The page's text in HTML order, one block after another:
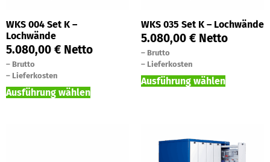
WKS 004 Set K –
Lochwände
5.080,00 € Netto
– Brutto
– Lieferkosten
Ausführung wählen
WKS 035 Set K – Lochwände
5.080,00 € Netto
– Brutto
– Lieferkosten
Ausführung wählen